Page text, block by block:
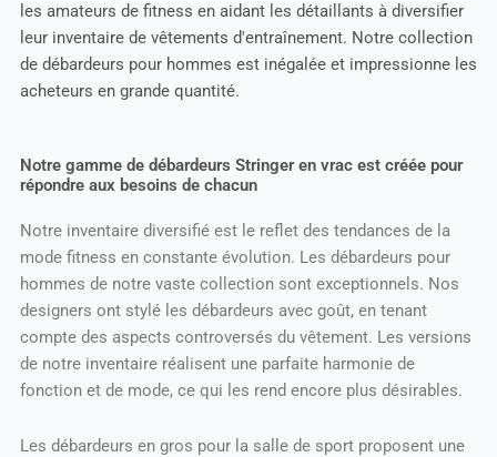
les amateurs de fitness en aidant les détaillants à diversifier
leur inventaire de vêtements d'entraînement. Notre collection
de débardeurs pour hommes est inégalée et impressionne les
acheteurs en grande quantité.
Notre gamme de débardeurs Stringer en vrac est créée pour
répondre aux besoins de chacun
Notre inventaire diversifié est le reflet des tendances de la
mode fitness en constante évolution. Les débardeurs pour
hommes de notre vaste collection sont exceptionnels. Nos
designers ont stylé les débardeurs avec goût, en tenant
compte des aspects controversés du vêtement. Les versions
de notre inventaire réalisent une parfaite harmonie de
fonction et de mode, ce qui les rend encore plus désirables.
Les débardeurs en gros pour la salle de sport proposent une